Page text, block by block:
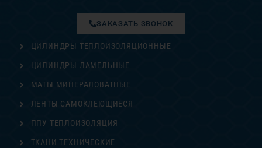
ЦИЛИНДРЫ ТЕПЛОИЗОЛЯЦИОННЫЕ
ЦИЛИНДРЫ ЛАМЕЛЬНЫЕ
МАТЫ МИНЕРАЛОВАТНЫЕ
ЛЕНТЫ САМОКЛЕЮЩИЕСЯ
ППУ ТЕПЛОИЗОЛЯЦИЯ
ТКАНИ ТЕХНИЧЕСКИЕ
ЗАКАЗАТЬ ЗВОНОК